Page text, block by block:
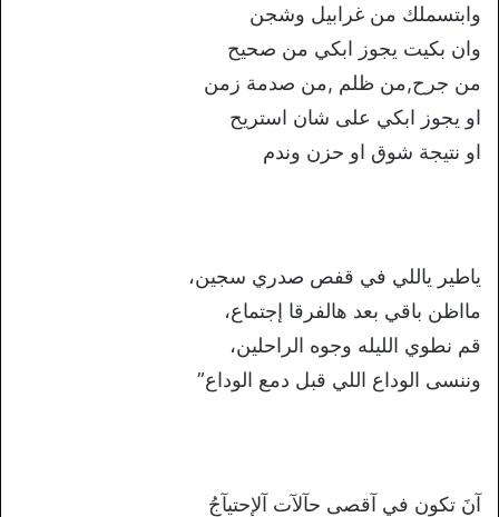
وابتسملك من غرابيل وشجن
وان بكيت يجوز ابكي من صحيح
من جرح,من ظلم ,من صدمة زمن
او يجوز ابكي على شان استريح
او نتيجة شوق او حزن وندم
ياطير ياللي في قفص صدري سجين،
مااظن باقي بعد هالفرقا إجتماع،
قم نطوي الليله وجوه الراحلين،
وننسى الوداع اللي قبل دمع الوداع”
آنَ تكون في آقصى حآلآت آلإحتيآجُ